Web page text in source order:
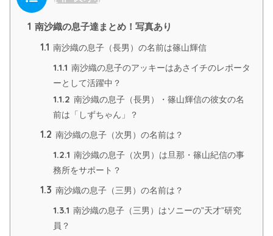
1 南沙織の息子達まとめ！写真あり
1.1 南沙織の息子（長男）の名前は篠山輝信
1.1.1 南沙織の息子のアッキーはあさイチのレポータ
ーとして活躍中？
1.1.2 南沙織の息子（長男）・篠山輝信の彼女の名
前は「しずちゃん」？
1.2 南沙織の息子（次男）の名前は？
1.2.1 南沙織の息子（次男）は旦那・篠山紀信の事
務所をサポート？
1.3 南沙織の息子（三男）の名前は？
1.3.1 南沙織の息子（三男）はソニーの”天才”研究
員？